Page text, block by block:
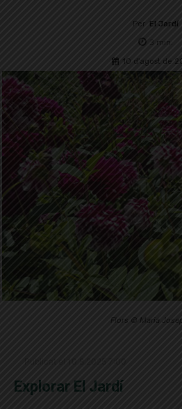
Per El Jardí
3 min.
10 d'agost de
Flors © Maria
Explorar El Jardí